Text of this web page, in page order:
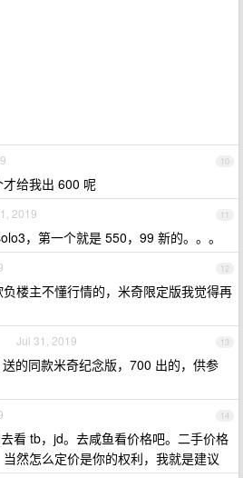
10
给我出 600 呢
11
2019
，第一个就是 550，99 新的。。。
12
楼主不懂行情的，米奇限定版我觉得再
13
Jul 31, 2019
的同款米奇纪念版，700 出的，供参
14
看 tb，jd。去咸鱼看价格吧。二手价格
然怎么定价是你的权利，我就是建议